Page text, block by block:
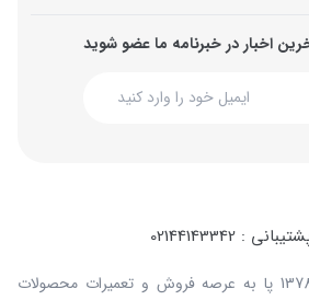
اخبار در خبرنامه ما عضو شوید
: 02144143342
مجموعه آذر صبا در سال 1378 پا به عرصه فروش و تعمیرات محصولات